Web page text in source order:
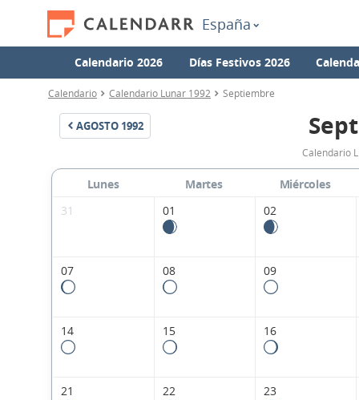
España
Calendario 2026 Días Festivos 2026
Calendario Calendario Lunar 1992 Septiembre
AGOSTO 1992
Calendario
Lunes Martes
Miércoles
31
01 02
07 08 09
14 15 16
21 22 23